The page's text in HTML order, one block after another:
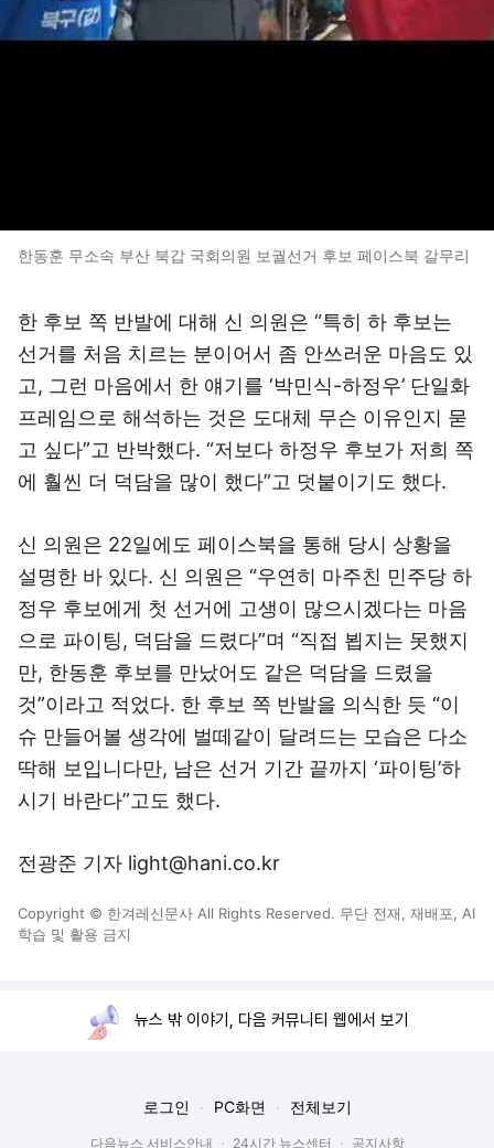
한동훈 무소속 부산 북갑 국회의원 보궐선거 후보 페이스북 갈무리
한 후보 쪽 반발에 대해 신 의원은 “특히 하 후보는
선거를 처음 치르는 분이어서 좀 안쓰러운 마음도 있
고, 그런 마음에서 한 얘기를 ‘박민식-하정우’ 단일화
프레임으로 해석하는 것은 도대체 무슨 이유인지 묻
고 싶다”고 반박했다. “저보다 하정우 후보가 저희 쪽
에 훨씬 더 덕담을 많이 했다”고 덧붙이기도 했다.
신 의원은 22일에도 페이스북을 통해 당시 상황을
설명한 바 있다. 신 의원은 “우연히 마주친 민주당 하
정우 후보에게 첫 선거에 고생이 많으시겠다는 마음
으로 파이팅, 덕담을 드렸다”며 “직접 뵙지는 못했지
만, 한동훈 후보를 만났어도 같은 덕담을 드렸을
것”이라고 적었다. 한 후보 쪽 반발을 의식한 듯 “이
슈 만들어볼 생각에 벌떼같이 달려드는 모습은 다소
딱해 보입니다만, 남은 선거 기간 끝까지 ‘파이팅’하
시기 바란다”고도 했다.
전광준 기자 light@hani.co.kr
Copyright © 한겨레신문사 All Rights Reserved. 무단 전재, 재배포, AI
학습 및 활용 금지
뉴스 밖 이야기, 다음 커뮤니티 웹에서 보기
로그인 PC화면 전체보기
다음뉴스 서비스안내 24시간 뉴스센터 공지사항